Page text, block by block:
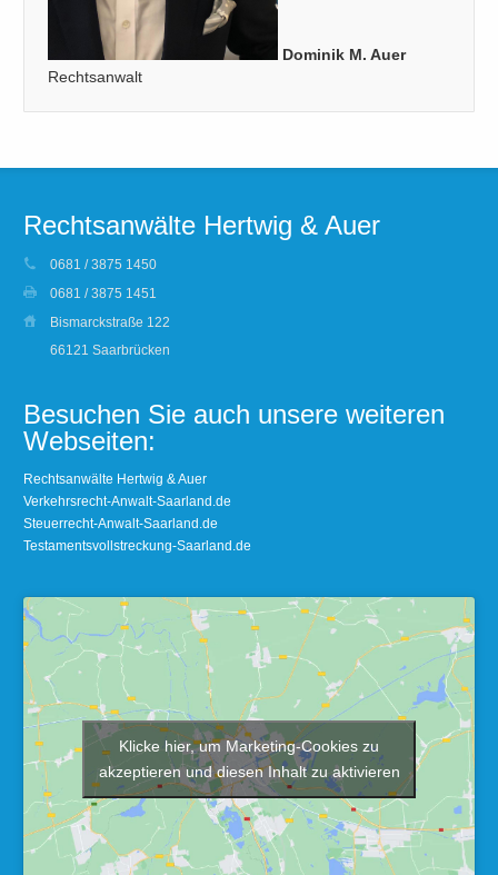
Dominik M. Auer
Rechtsanwalt
Rechtsanwälte Hertwig & Auer
0681 / 3875 1450
0681 / 3875 1451
Bismarckstraße 122
66121 Saarbrücken
Besuchen Sie auch unsere weiteren
Webseiten:
Rechtsanwälte Hertwig & Auer
Verkehrsrecht-Anwalt-Saarland.de
Steuerrecht-Anwalt-Saarland.de
Testamentsvollstreckung-Saarland.de
Klicke hier, um Marketing-Cookies zu
akzeptieren und diesen Inhalt zu aktivieren